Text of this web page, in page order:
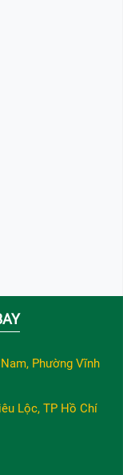
Phường Vĩnh
Lộc, TP Hồ Chí